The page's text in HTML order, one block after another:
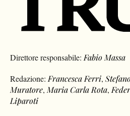
Direttore responsabile: Fabio Massa
Redazione: Francesca Ferri,
Muratore, Maria Carla Rota,
Liparoti